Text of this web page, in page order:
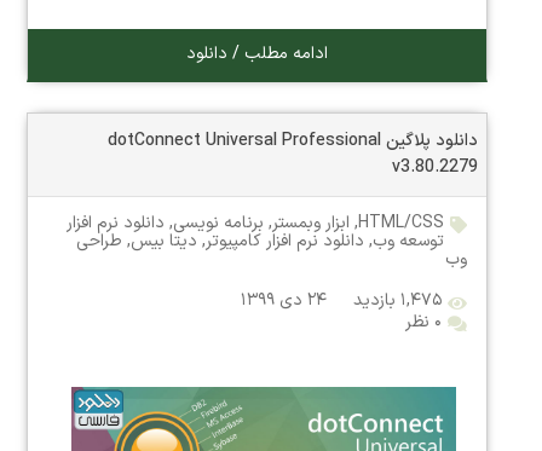
ادامه مطلب / دانلود
دانلود پلاگین dotConnect Universal Professional
v3.80.2279
HTML/CSS
, ابزار وبمستر, برنامه نویسی, دانلود نرم افزار
توسعه وب, دانلود نرم افزار کامپیوتر, دیتا بیس, طراحی
وب
۱,۴۷۵ بازدید
۲۴ دی ۱۳۹۹
۰ نظر